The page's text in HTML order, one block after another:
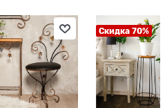
Скидка 70%